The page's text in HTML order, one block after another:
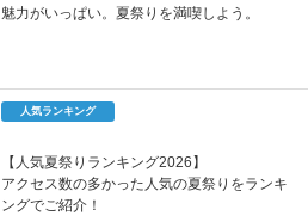
魅力がいっぱい。夏祭りを満喫しよう。
人気ランキング
【人気夏祭りランキング2026】
アクセス数の多かった人気の夏祭りをランキ
ングでご紹介！